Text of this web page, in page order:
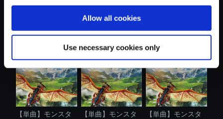
Allow all cookies
Use necessary cookies only
【単曲】モンスタ
【単曲】モンスタ
【単曲】モンスタ
【単曲】モンスタ